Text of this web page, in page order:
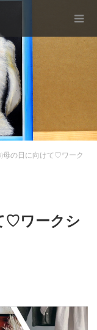
母の日に向けて♡ワーク
♡ワークシ